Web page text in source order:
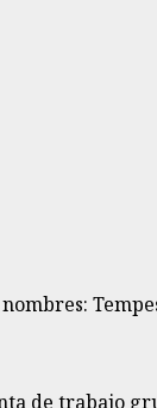
de trabajo